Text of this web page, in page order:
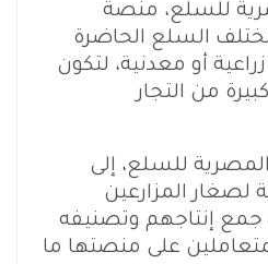
للسلع، منصة
السلع الحاضرة
أو معدنية، لتكون
من التجار
للسلع، إلى
لصغار المزارعين
إنتاجهم وتصنيفه
على منصتها ما